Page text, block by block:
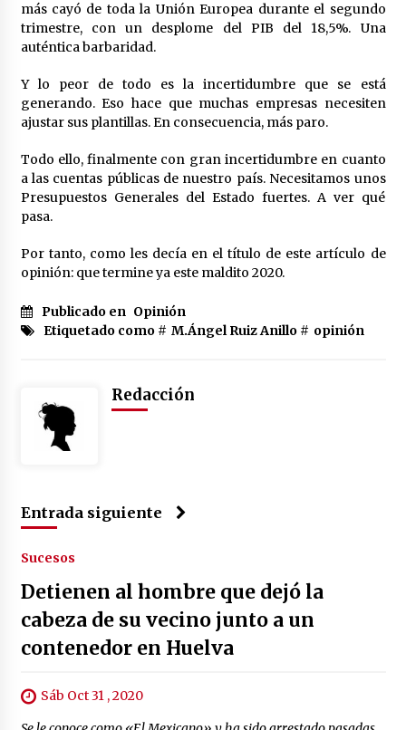
más cayó de toda la Unión Europea durante el segundo
trimestre, con un desplome del PIB del 18,5%. Una
auténtica barbaridad.
Y lo peor de todo es la incertidumbre que se está
generando. Eso hace que muchas empresas necesiten
ajustar sus plantillas. En consecuencia, más paro.
Todo ello, finalmente con gran incertidumbre en cuanto
a las cuentas públicas de nuestro país. Necesitamos unos
Presupuestos Generales del Estado fuertes. A ver qué
pasa.
Por tanto, como les decía en el título de este artículo de
opinión: que termine ya este maldito 2020.
Publicado en Opinión
Etiquetado como # M.Ángel Ruiz Anillo# opinión
Redacción
Entrada siguiente
Sucesos
Detienen al hombre que dejó la
cabeza de su vecino junto a un
contenedor en Huelva
Sáb Oct 31 , 2020